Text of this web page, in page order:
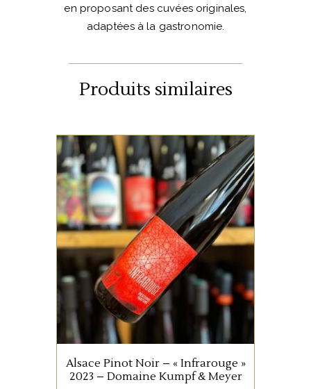
en proposant des cuvées originales,
adaptées à la gastronomie.
Produits similaires
ALSACE
Infrarougeest un vin rouge
d’Alsace 100 % Pinot Noir.
Cette cuvée est vinifiée
naturellement avec une
fermentation spontanée, puis
élevée sur lies fines pour
développer complexité et
Alsace Pinot Noir – « Infrarouge »
2023 – Domaine Kumpf & Meyer